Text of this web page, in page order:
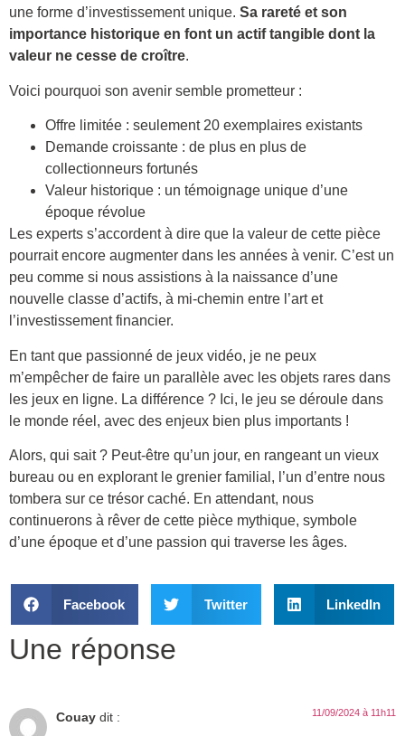
une forme d’investissement unique. Sa rareté et son
importance historique en font un actif tangible dont la
valeur ne cesse de croître.
Voici pourquoi son avenir semble prometteur :
Offre limitée : seulement 20 exemplaires existants
Demande croissante : de plus en plus de
collectionneurs fortunés
Valeur historique : un témoignage unique d’une
époque révolue
Les experts s’accordent à dire que la valeur de cette pièce
pourrait encore augmenter dans les années à venir. C’est un
peu comme si nous assistions à la naissance d’une
nouvelle classe d’actifs, à mi-chemin entre l’art et
l’investissement financier.
En tant que passionné de jeux vidéo, je ne peux
m’empêcher de faire un parallèle avec les objets rares dans
les jeux en ligne. La différence ? Ici, le jeu se déroule dans
le monde réel, avec des enjeux bien plus importants !
Alors, qui sait ? Peut-être qu’un jour, en rangeant un vieux
bureau ou en explorant le grenier familial, l’un d’entre nous
tombera sur ce trésor caché. En attendant, nous
continuerons à rêver de cette pièce mythique, symbole
d’une époque et d’une passion qui traverse les âges.
Facebook Twitter LinkedIn
Une réponse
Couay dit : 11/09/2024 à 11h11